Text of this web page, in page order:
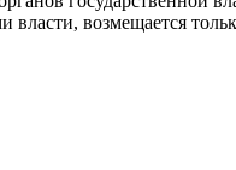
возмещается